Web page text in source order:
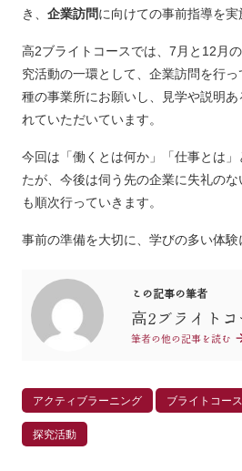
き、 企業訪問に向けての事前指導を実
高2ブライトコースでは、7月と12月の
究活動の一環として、企業訪問を行
種の事業所にお願いし、見学や説明
れていただいています。
今回は「働くとは何か」「仕事とは
たが、今後は伺う先の企業に失礼の
も順次行っていきます。
事前の準備を大切に、学びの多い体験
この記事の筆者
高2ブライトコ
筆者の他の記事を読む
アクティブラーニング ブライトコース
探究活動